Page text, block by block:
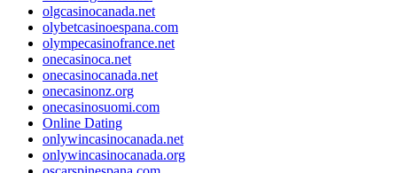
olgcasinocanada.net
olybetcasinoespana.com
olympecasinofrance.net
onecasinoca.net
onecasinocanada.net
onecasinonz.org
onecasinosuomi.com
Online Dating
onlywincasinocanada.net
onlywincasinocanada.org